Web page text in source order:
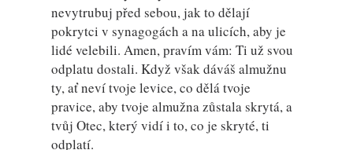
nevytrubuj před sebou, jak to dělají
pokrytci v synagogách a na ulicích, aby je
lidé velebili. Amen, pravím vám: Ti už svou
odplatu dostali. Když však dáváš almužnu
ty, ať neví tvoje levice, co dělá tvoje
pravice, aby tvoje almužna zůstala skrytá, a
tvůj Otec, který vidí i to, co je skryté, ti
odplatí.